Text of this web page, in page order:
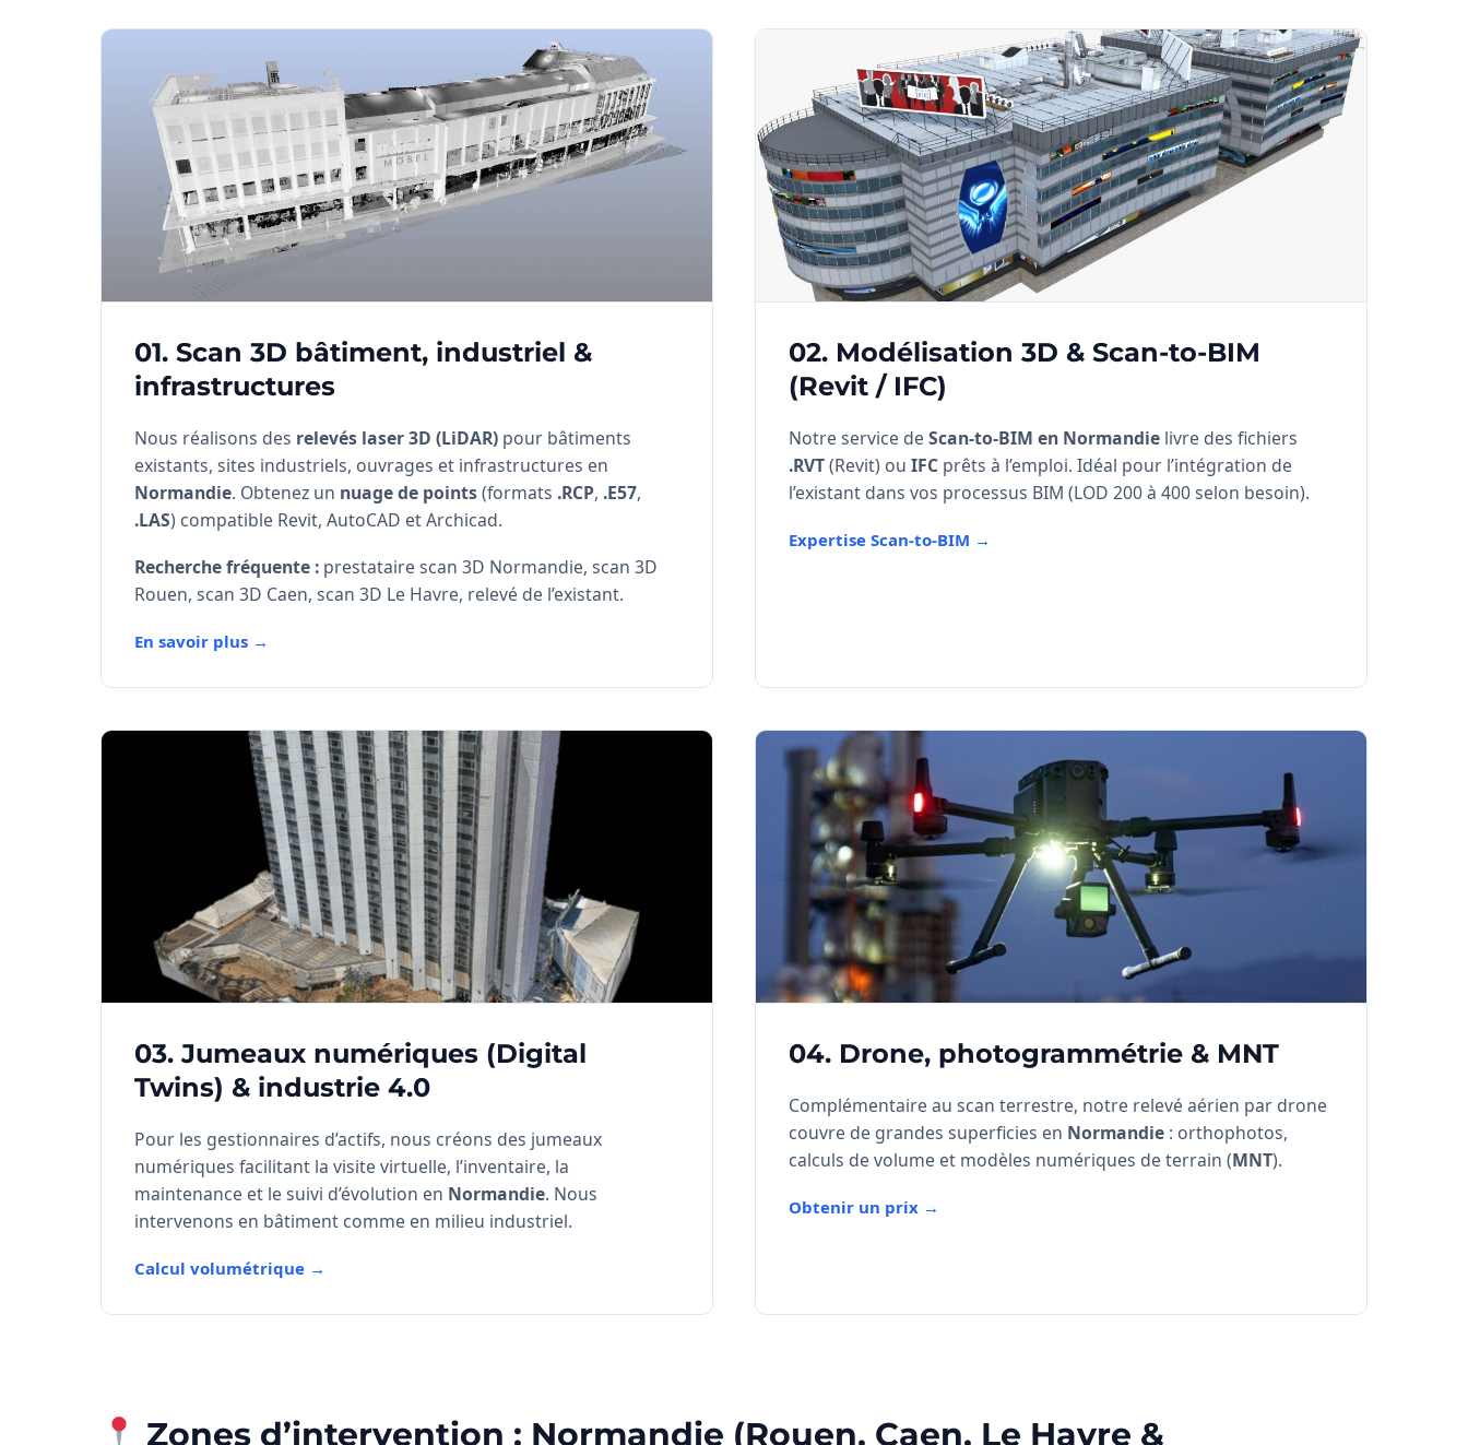
01. Scan 3D bâtiment, industriel &
infrastructures
Nous réalisons des relevés laser 3D (LiDAR) pour bâtiments
existants, sites industriels, ouvrages et infrastructures en
Normandie. Obtenez un nuage de points(formats .RCP, .E57,
.LAS) compatible Revit, AutoCAD et Archicad.
Recherche fréquente : prestataire scan 3D Normandie, scan 3D
Rouen, scan 3D Caen, scan 3D Le Havre, relevé de l’existant.
En savoir plus →
02. Modélisation 3D & Scan-to-BIM
(Revit / IFC)
Notre service de Scan-to-BIM en Normandielivre des fichiers
.RVT(Revit) ou IFCprêts à l’emploi. Idéal pour l’intégration de
l’existant dans vos processus BIM (LOD 200 à 400 selon besoin).
Expertise Scan-to-BIM →
03. Jumeaux numériques (Digital
Twins) & industrie 4.0
Pour les gestionnaires d’actifs, nous créons des jumeaux
numériques facilitant la visite virtuelle, l’inventaire, la
maintenance et le suivi d’évolution en Normandie. Nous
intervenons en bâtiment comme en milieu industriel.
Calcul volumétrique →
04. Drone, photogrammétrie & MNT
Complémentaire au scan terrestre, notre relevé aérien par drone
couvre de grandes superficies en Normandie: orthophotos,
calculs de volume et modèles numériques de terrain (MNT).
Obtenir un prix →
Zones d’intervention : Normandie (Rouen, Caen, Le Havre &